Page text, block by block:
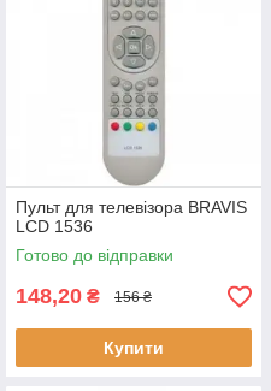
Пульт для телевізора BRAVIS
LCD 1536
Готово до відправки
148,20 ₴ 156 ₴
Купити